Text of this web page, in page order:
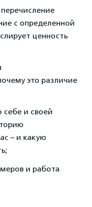
с определенной
ценность
это различие
себе и своей
– и какую
и работа